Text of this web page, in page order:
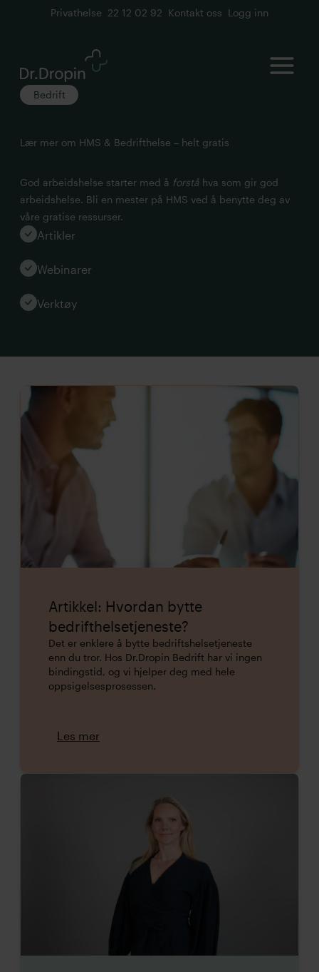
Privathelse 22 12 02 92 Kontakt oss Logg inn
Bedrift
Lær mer om HMS & Bedrifthelse – helt gratis
God arbeidshelse starter med å forstå hva som gir god
arbeidshelse. Bli en mester på HMS ved å benytte deg av
våre gratise ressurser.
Artikler
Webinarer
Verktøy
Artikkel: Hvordan bytte
bedrifthelsetjeneste?
Det er enklere å bytte bedriftshelsetjeneste
enn du tror. Hos Dr.Dropin Bedrift har vi ingen
bindingstid, og vi hjelper deg med hele
oppsigelsesprosessen.
Les mer